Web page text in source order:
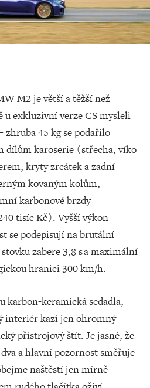
M2 je větší a těžší než
u exkluzivní verze CS mysleli
45 kg se podařilo
dílům karoserie (střecha, víko
kryty zrcátek a zadní
kovaným kolům,
karbonové brzdy
tisíc Kč). Vyšší výkon
se podepisují na brutální
zabere 3,8 s a maximální
hranici 300 km/h.
karbon-keramická sedadla,
interiér kazí jen ohromný
přístrojový štít. Je jasné, že
a hlavní pozornost směřuje
naštěstí jen mírně